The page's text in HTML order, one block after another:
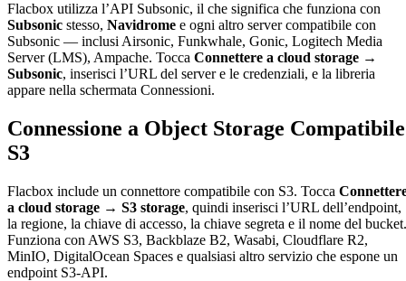
Flacbox utilizza l’API Subsonic, il che significa che funziona con
Subsonic stesso, Navidrome e ogni altro server compatibile con
Subsonic — inclusi Airsonic, Funkwhale, Gonic, Logitech Media
Server (LMS), Ampache. Tocca Connettere a cloud storage →
Subsonic, inserisci l’URL del server e le credenziali, e la libreria
appare nella schermata Connessioni.
Connessione a Object Storage Compatibile
S3
Flacbox include un connettore compatibile con S3. Tocca
a cloud storage → S3 storage, quindi inserisci l’URL dell’endpoint,
la regione, la chiave di accesso, la chiave segreta e il nome del bucket.
Funziona con AWS S3, Backblaze B2, Wasabi, Cloudflare R2,
MinIO, DigitalOcean Spaces e qualsiasi altro servizio che espone un
endpoint S3-API.